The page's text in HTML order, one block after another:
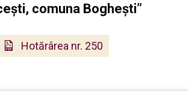
comuna Boghești”
Hotărârea nr. 250